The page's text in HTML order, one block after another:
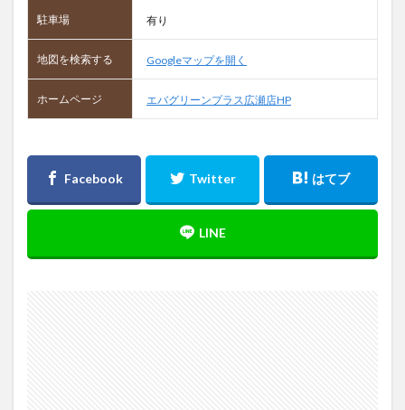
駐車場 有り
地図を検索する Googleマップを開く
ホームページ エバグリーンプラス広瀬店HP